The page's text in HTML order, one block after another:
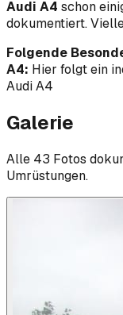
Audi A4 schon
dokumentiert.
Folgende
A4: Hier folgt ein
Audi A4
Galerie
Alle 43 Fotos
Umrüstungen.